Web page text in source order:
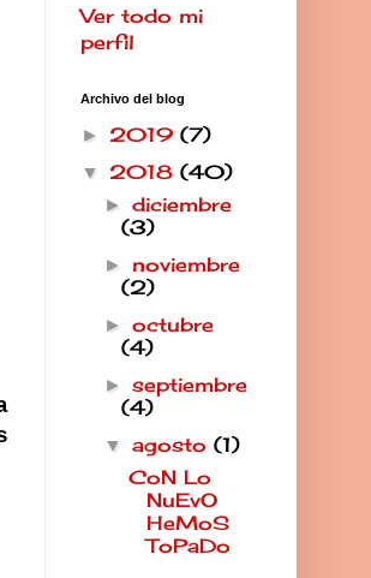
Ver todo mi
perfil
Archivo del blog
► 2019 (7)
▼ 2018 (40)
►diciembre
(3)
► noviembre
(2)
►octubre
(4)
►septiembre
(4)
▼agosto(1)
CoN Lo
NuEvO
HeMoS
ToPaDo